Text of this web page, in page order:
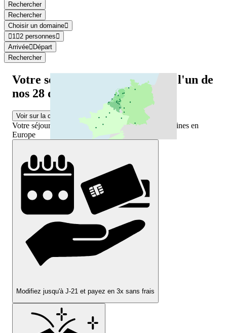
Rechercher
Rechercher
Choisir un domaine
1 2 personnes
Arrivée
Départ
Rechercher
Votre séjour Center Parcs dans l'un de
nos 28 domaines en Europe
Voir sur la carte
Votre séjour Center Parcs dans l'un de nos 28 domaines en
Europe
Modifiez jusqu'à J-21 et payez en 3x sans frais